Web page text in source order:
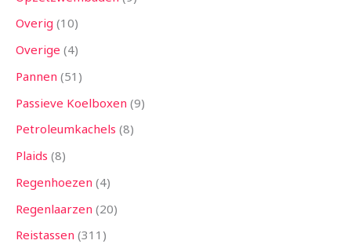
Overig 10
Overige 4
Pannen 51
Passieve Koelboxen 9
Petroleumkachels 8
Plaids 8
Regenhoezen 4
Regenlaarzen 20
Reistassen 311